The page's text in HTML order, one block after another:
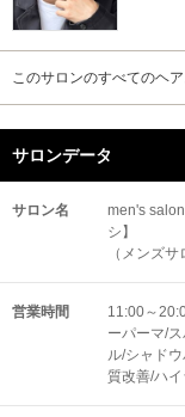
このサロンのすべてのヘ
サロンデータ
サロン名
men's
シ】
（メンズ
営業時間
11:00～
ーパーマ/
ル/シャド
質改善/ハイ